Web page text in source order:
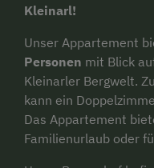
Kleinarl!
Unser Appartement
Personen mit Blick
Kleinarler Bergwelt.
kann ein
Das Appartement
Familienurlaub oder